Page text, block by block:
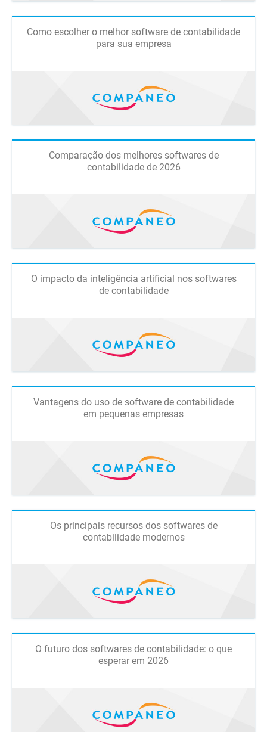
Como escolher o melhor software de contabilidade
para sua empresa
Comparação dos melhores softwares de
contabilidade de 2026
O impacto da inteligência artificial nos softwares
de contabilidade
Vantagens do uso de software de contabilidade
em pequenas empresas
Os principais recursos dos softwares de
contabilidade modernos
O futuro dos softwares de contabilidade: o que
esperar em 2026